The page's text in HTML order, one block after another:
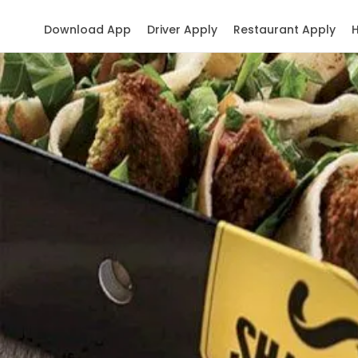
Restaurant Apply
Driver Apply
Download App